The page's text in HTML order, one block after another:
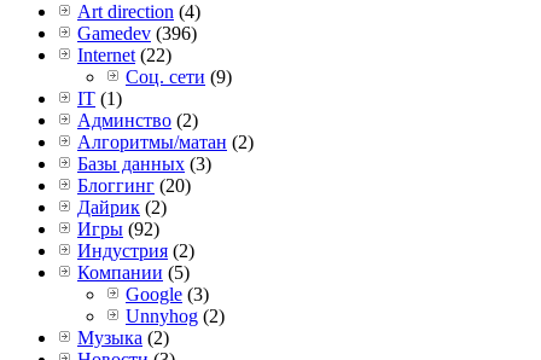
Art direction (4)
Gamedev (396)
Internet(22)
Соц. сети (9)
IT (1)
Админство (2)
Алгоритмы/матан (2)
Базы данных (3)
Блоггинг (20)
Дайрик (2)
Игры (92)
Индустрия (2)
Компании (5)
Google (3)
Unnyhog (2)
Музыка (2)